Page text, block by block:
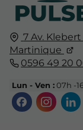
7 Av.
Martinique
0596 49 20
Lun - Ven :07h -